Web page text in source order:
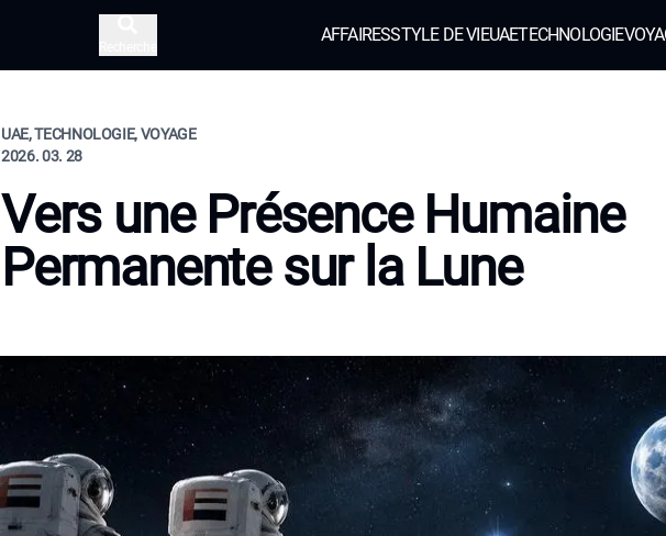
AFFAIRESSTYLE DE VIEUAETECHNOLOGIE
UAE, TECHNOLOGIE, VOYAGE
2026. 03. 28
Vers une Présence Humaine
Permanente sur la Lune